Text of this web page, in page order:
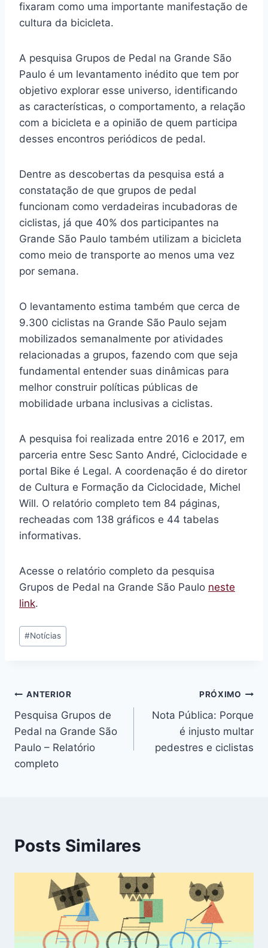
fixaram como uma importante manifestação de
cultura da bicicleta.
A pesquisa Grupos de Pedal na Grande São
Paulo é um levantamento inédito que tem por
objetivo explorar esse universo, identificando
as características, o comportamento, a relação
com a bicicleta e a opinião de quem participa
desses encontros periódicos de pedal.
Dentre as descobertas da pesquisa está a
constatação de que grupos de pedal
funcionam como verdadeiras incubadoras de
ciclistas, já que 40% dos participantes na
Grande São Paulo também utilizam a bicicleta
como meio de transporte ao menos uma vez
por semana.
O levantamento estima também que cerca de
9.300 ciclistas na Grande São Paulo sejam
mobilizados semanalmente por atividades
relacionadas a grupos, fazendo com que seja
fundamental entender suas dinâmicas para
melhor construir políticas públicas de
mobilidade urbana inclusivas a ciclistas.
A pesquisa foi realizada entre 2016 e 2017, em
parceria entre Sesc Santo André, Ciclocidade e
portal Bike é Legal. A coordenação é do diretor
de Cultura e Formação da Ciclocidade, Michel
Will. O relatório completo tem 84 páginas,
recheadas com 138 gráficos e 44 tabelas
informativas.
Acesse o relatório completo da pesquisa
Grupos de Pedal na Grande São Paulo neste
link.
Tags
do
#Notícias
Navegação
de
Post
ANTERIOR
Pesquisa Grupos de
Pedal na Grande São
Paulo – Relatório
completo
PRÓXIMO
Nota Pública: Porque
é injusto multar
pedestres e ciclistas
Posts Similares